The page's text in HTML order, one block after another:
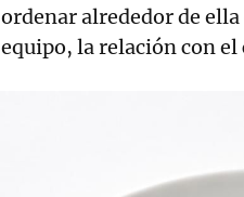
ordenar alrededor de
equipo, la relación con